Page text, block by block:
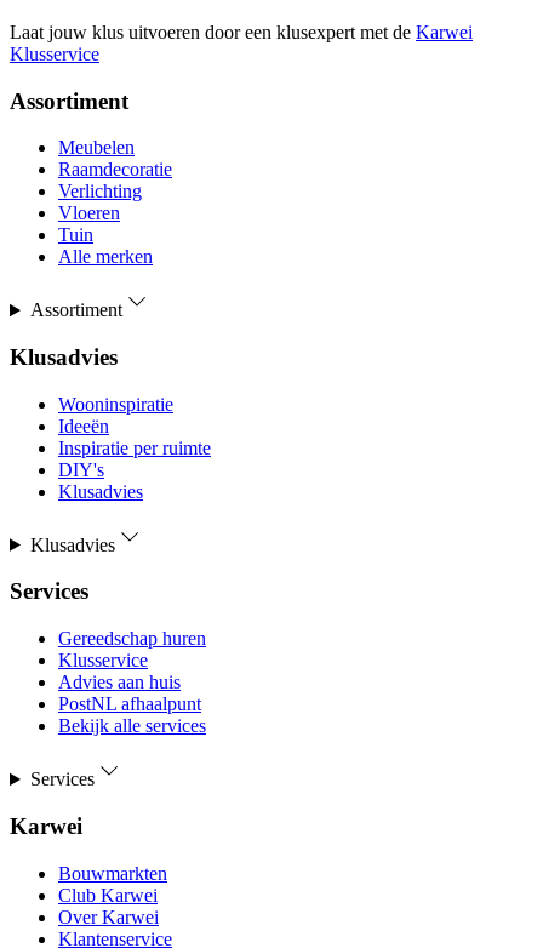
Laat jouw klus uitvoeren door een klusexpert met de Karwei
Klusservice
Assortiment
Meubelen
Raamdecoratie
Verlichting
Vloeren
Tuin
Alle merken
Assortiment
Klusadvies
Wooninspiratie
Ideeën
Inspiratie per ruimte
DIY's
Klusadvies
Klusadvies
Services
Gereedschap huren
Klusservice
Advies aan huis
PostNL afhaalpunt
Bekijk alle services
Services
Karwei
Bouwmarkten
Club Karwei
Over Karwei
Klantenservice